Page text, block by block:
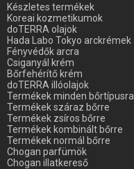
Készletes termékek
Koreai kozmetikumok
doTERRA olajok
Hada Labo Tokyo arckrémek
Fényvédők arcra
Csiganyál krém
Bőrfehérítő krém
doTERRA illóolajok
Termékek minden bőrtípusra
Termékek száraz bőrre
Termékek zsíros bőrre
Termékek kombinált bőrre
Termékek normál bőrre
Chogan parfümök
Chogan illatkereső